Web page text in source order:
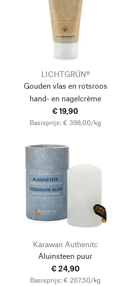
LICHTGRÜN®
Gouden vlas en rotsroos
hand- en nagelcrème
€ 19,90
Basisprijs: € 398,00/kg
Karawan Authenitc
Aluinsteen puur
€ 24,90
Basisprijs: € 207,50/kg